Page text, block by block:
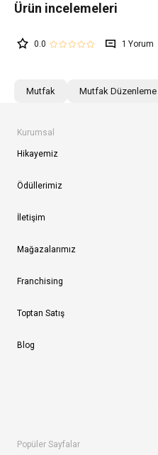
0.0 1
Mutfak Mutfak Düzenleme
Kurumsal
Hikayemiz
Ödüllerimiz
İletişim
Mağazalarımız
Franchising
Toptan Satış
Blog
Popüler Sayfalar